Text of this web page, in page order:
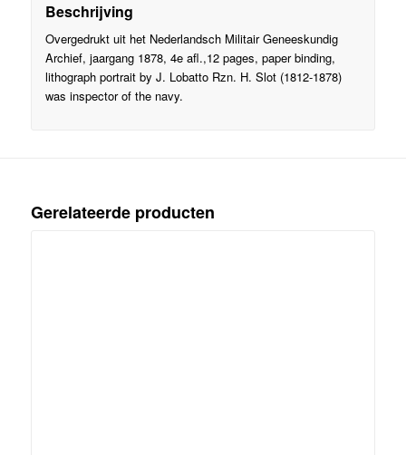
Beschrijving
Overgedrukt uit het Nederlandsch Militair Geneeskundig
Archief, jaargang 1878, 4e afl.,12 pages, paper binding,
lithograph portrait by J. Lobatto Rzn. H. Slot (1812-1878)
was inspector of the navy.
Gerelateerde producten